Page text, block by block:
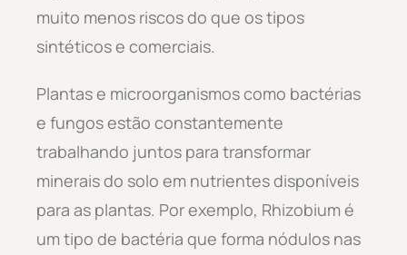
muito menos riscos do que os tipos
sintéticos e comerciais.
Plantas e microorganismos como bactérias
e fungos estão constantemente
trabalhando juntos para transformar
minerais do solo em nutrientes disponíveis
para as plantas. Por exemplo, Rhizobium é
um tipo de bactéria que forma nódulos nas